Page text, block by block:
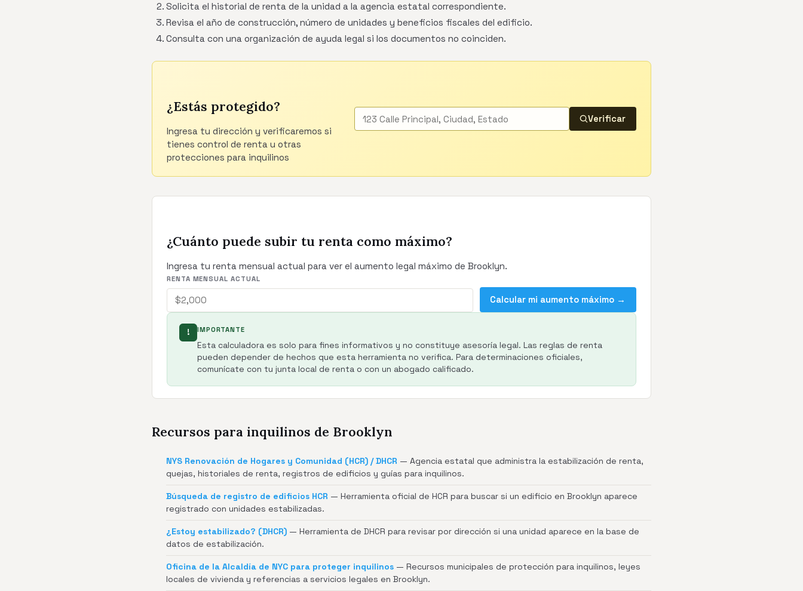
Solicita el historial de renta de la unidad a la agencia estatal correspondiente.
Revisa el año de construcción, número de unidades y beneficios fiscales del edificio.
Consulta con una organización de ayuda legal si los documentos no coinciden.
¿Estás protegido?
Ingresa tu dirección y verificaremos si
tienes control de renta u otras
protecciones para inquilinos
Verificar
¿Cuánto puede subir tu renta como máximo?
Ingresa tu renta mensual actual para ver el aumento legal máximo de Brooklyn.
RENTA MENSUAL ACTUAL
Calcular mi aumento máximo →
! IMPORTANTE
Esta calculadora es solo para fines informativos y no constituye asesoría legal. Las reglas de renta
pueden depender de hechos que esta herramienta no verifica. Para determinaciones oficiales,
comunícate con tu junta local de renta o con un abogado calificado.
Recursos para inquilinos de Brooklyn
NYS Renovación de Hogares y Comunidad (HCR) / DHCR — Agencia estatal que administra la estabilización de renta,
quejas, historiales de renta, registros de edificios y guías para inquilinos.
Búsqueda de registro de edificios HCR — Herramienta oficial de HCR para buscar si un edificio en Brooklyn aparece
registrado con unidades estabilizadas.
¿Estoy estabilizado? (DHCR) — Herramienta de DHCR para revisar por dirección si una unidad aparece en la base de
datos de estabilización.
Oficina de la Alcaldía de NYC para proteger inquilinos — Recursos municipales de protección para inquilinos, leyes
locales de vivienda y referencias a servicios legales en Brooklyn.